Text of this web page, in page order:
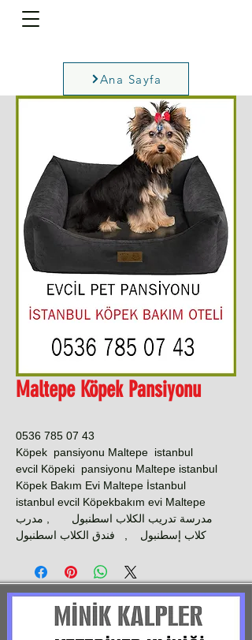
Ana Sayfa
Maltepe Köpek Pansiyonu
0536 785 07 43
Köpek pansiyonu Maltepe istanbul
evcil Köpeki pansiyonu Maltepe istanbul
Köpek Bakım Evi Maltepe İstanbul
istanbul evcil Köpekbakım evi Maltepe
مدرسة تدريب الكلاب اسطنبول , مدرب
كلاب إسطنبول , فندق الكلاب اسطنبول